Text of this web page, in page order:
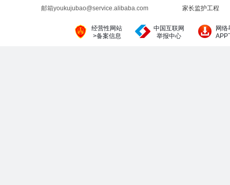
邮箱youkujubao@service.alibaba.com
家长监护工程
经营性网站
>备案信息
中国互联网
举报中心
网络
APP